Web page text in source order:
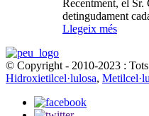
Recentment, el
detingudament
Llegeix més
© Copyright - 2010-2023 : Tots
Hidroxietilcel·lulosa,